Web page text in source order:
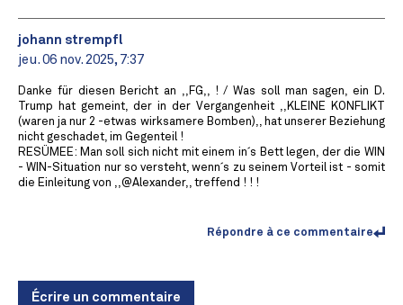
johann strempfl
jeu. 06 nov. 2025, 7:37
Danke für diesen Bericht an ,,FG,, ! / Was soll man sagen, ein D.
Trump hat gemeint, der in der Vergangenheit ,,KLEINE KONFLIKT
(waren ja nur 2 -etwas wirksamere Bomben),, hat unserer Beziehung
nicht geschadet, im Gegenteil !
RESÜMEE: Man soll sich nicht mit einem in´s Bett legen, der die WIN
- WIN-Situation nur so versteht, wenn´s zu seinem Vorteil ist - somit
die Einleitung von ,,@Alexander,, treffend ! ! !
Répondre à ce commentaire
Écrire un commentaire